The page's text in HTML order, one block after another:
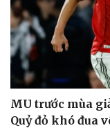
MU trước mùa
Quỷ đỏ khó đua